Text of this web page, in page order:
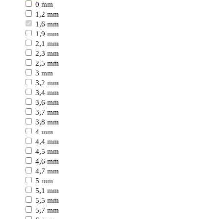
0 mm
1,2 mm
1,6 mm
1,9 mm
2,1 mm
2,3 mm
2,5 mm
3 mm
3,2 mm
3,4 mm
3,6 mm
3,7 mm
3,8 mm
4 mm
4,4 mm
4,5 mm
4,6 mm
4,7 mm
5 mm
5,1 mm
5,5 mm
5,7 mm